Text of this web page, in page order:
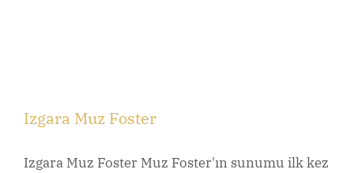
Izgara Muz Foster
Izgara Muz Foster Muz Foster'ın sunumu ilk kez